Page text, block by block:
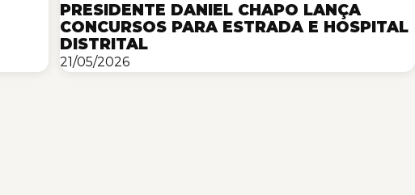
PRESIDENTE DANIEL CHAPO LANÇA
CONCURSOS PARA ESTRADA E HOSPITAL
DISTRITAL
21/05/2026